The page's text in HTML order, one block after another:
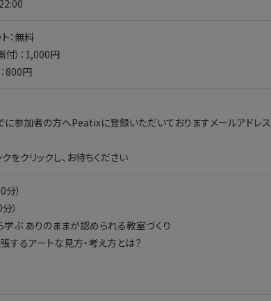
：無料
付）：1,000円
800円
に参加者の方へPeatixに登録いただいておりますメールアドレス
をクリックし、お待ちください
）
）
ぶ ありのままが認められる教室づくり
するアートな見方・考え方とは？